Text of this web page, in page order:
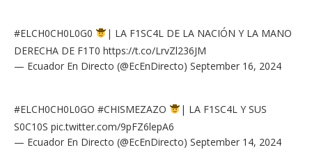
#ELCH0CH0L0G0
| LA F1SC4L DE LA NACIÓN Y LA MANO
DERECHA DE F1T0 https://t.co/LrvZl236JM
— Ecuador En Directo (@EcEnDirecto) September 16, 2024
#ELCH0CH0L0GO #CHISMEZAZO
| LA F1SC4L Y SUS
S0C10S pic.twitter.com/9pFZ6lepA6
— Ecuador En Directo (@EcEnDirecto) September 14, 2024